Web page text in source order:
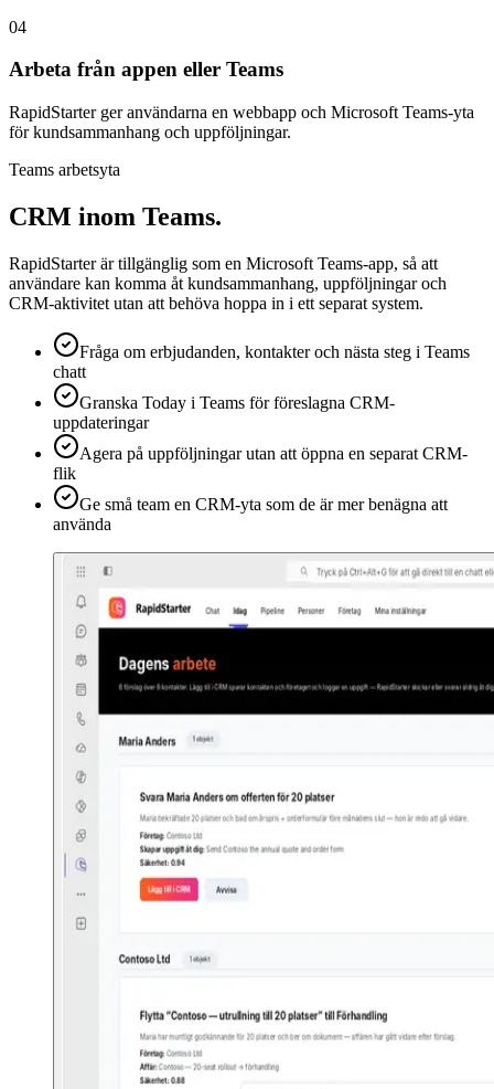
04
Arbeta från appen eller Teams
RapidStarter ger användarna en webbapp och Microsoft Teams-yta
för kundsammanhang och uppföljningar.
Teams arbetsyta
CRM inom Teams.
RapidStarter är tillgänglig som en Microsoft Teams-app, så att
användare kan komma åt kundsammanhang, uppföljningar och
CRM-aktivitet utan att behöva hoppa in i ett separat system.
Fråga om erbjudanden, kontakter och nästa steg i Teams
chatt
Granska Today i Teams för föreslagna CRM-
uppdateringar
Agera på uppföljningar utan att öppna en separat CRM-
flik
Ge små team en CRM-yta som de är mer benägna att
använda